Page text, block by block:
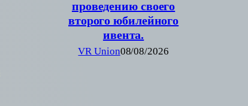
проведению своего
второго юбилейного
ивента.
VR Union08/08/2026